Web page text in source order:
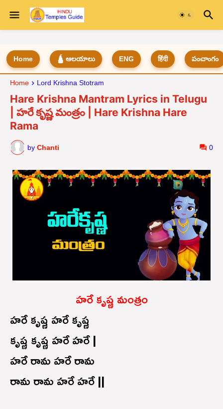
Home 🛕 ఆలయాలు ENG हिंदी పంచాంగం
Home Lord Krishna Stotram
Hare Krishna Mantram Lyrics in Telugu
| హరే కృష్ణ మంత్రం | Hare Krishna Hare
Rama
by Chanti 0
హరే కృష్ణ మంత్రం
హరే కృష్ణ హరే కృష్ణ
కృష్ణ కృష్ణ హరే హరే |
హరే రామ హరే రామ
రామ రామ హరే హరే ||